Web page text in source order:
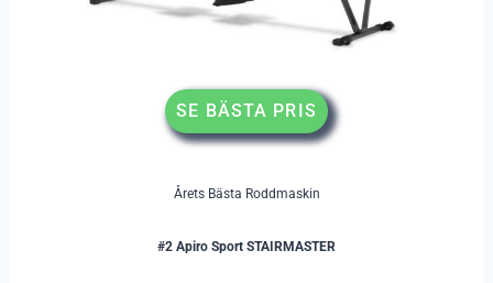
SE BÄSTA PRIS
Årets Bästa Roddmaskin
#2 Apiro Sport STAIRMASTER